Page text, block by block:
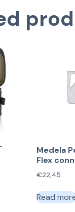
Medela
Flex
€22,45
Read